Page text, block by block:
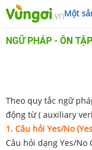
Một
NGỮ PHÁP - ÔN
Theo quy tắc ngữ
động từ ( auxiliary
1. Câu hỏi Yes/No
Câu hỏi dạng Yes/